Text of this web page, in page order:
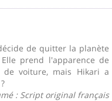
de quitter la planète
prend l'apparence de
de voiture, mais Hikari a
: Script original français